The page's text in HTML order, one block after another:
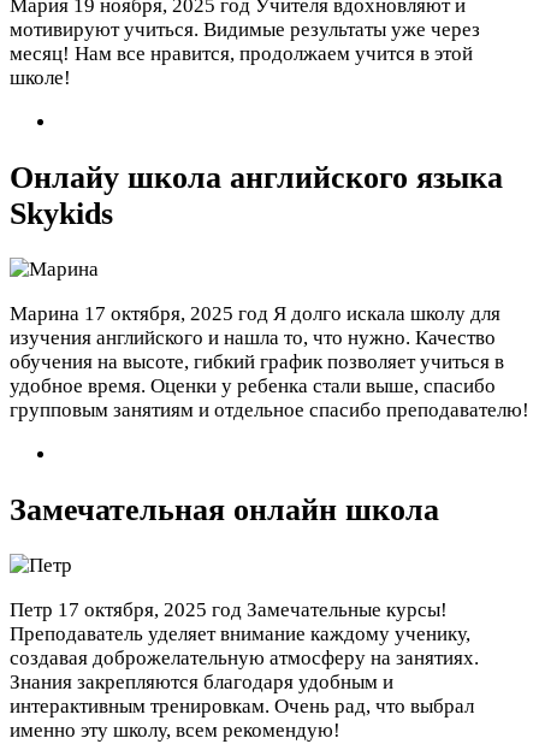
Мария 19 ноября, 2025 год Учителя вдохновляют и
мотивируют учиться. Видимые результаты уже через
месяц! Нам все нравится, продолжаем учится в этой
школе!
Онлайy школа английского языка
Skykids
Марина 17 октября, 2025 год Я долго искала школу для
изучения английского и нашла то, что нужно. Качество
обучения на высоте, гибкий график позволяет учиться в
удобное время. Оценки у ребенка стали выше, спасибо
групповым занятиям и отдельное спасибо преподавателю!
Замечательная онлайн школа
Петр 17 октября, 2025 год Замечательные курсы!
Преподаватель уделяет внимание каждому ученику,
создавая доброжелательную атмосферу на занятиях.
Знания закрепляются благодаря удобным и
интерактивным тренировкам. Очень рад, что выбрал
именно эту школу, всем рекомендую!